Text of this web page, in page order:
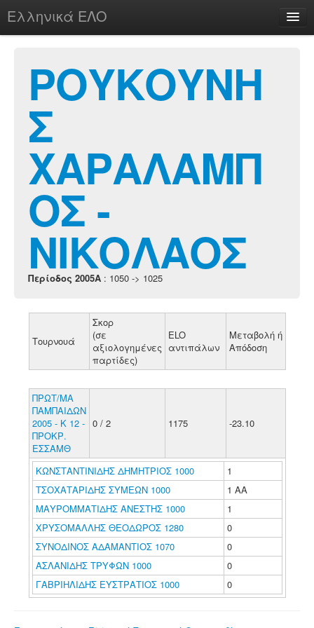
Ελληνικά ΕΛΟ
chesstu.be @ discord
Login
ΡΟΥΚΟΥΝΗ
Σ
ΧΑΡΑΛΑΜΠ
ΟΣ -
ΝΙΚΟΛΑΟΣ
Περίοδος 2005A : 1050 -> 1025
Τουρνουά
Σκορ
(σε
αξιολογημένες
παρτίδες)
ELO
αντιπάλων
Μεταβολή ή
Απόδοση
ΠΡΩΤ/ΜΑ
ΠΑΜΠΑΙΔΩΝ
2005 - Κ 12 -
ΠΡΟΚΡ.
ΕΣΣΑΜΘ
0 / 2 1175 -23.10
ΚΩΝΣΤΑΝΤΙΝΙΔΗΣ ΔΗΜΗΤΡΙΟΣ 1000
1
ΤΣΟΧΑΤΑΡΙΔΗΣ ΣΥΜΕΩΝ 1000
1 ΑΑ
ΜΑΥΡΟΜΜΑΤΙΔΗΣ ΑΝΕΣΤΗΣ 1000
1
ΧΡΥΣΟΜΑΛΛΗΣ ΘΕΟΔΩΡΟΣ 1280
0
ΣΥΝΟΔΙΝΟΣ ΑΔΑΜΑΝΤΙΟΣ 1070
0
ΑΣΛΑΝΙΔΗΣ ΤΡΥΦΩΝ 1000
0
ΓΑΒΡΙΗΛΙΔΗΣ ΕΥΣΤΡΑΤΙΟΣ 1000
0